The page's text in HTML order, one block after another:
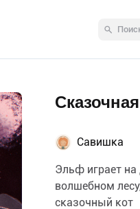
Савишка
Эльф играет на
волшебном
сказочный кот